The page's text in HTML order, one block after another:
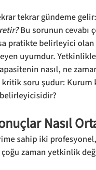
tekrar gündeme
Bu sorunun cevabı
pratikte belirleyici
uyumdur.
nasıl, ne
soru şudur:
Nasıl
sahip iki
zaman yetkinlik